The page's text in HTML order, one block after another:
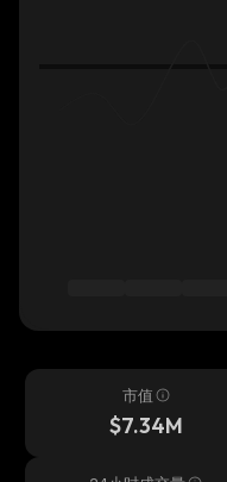
市值
$7.34M